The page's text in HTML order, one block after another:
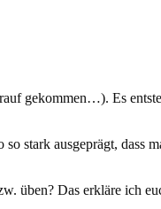
gekommen…). Es
stark ausgeprägt,
üben? Das erkläre ich